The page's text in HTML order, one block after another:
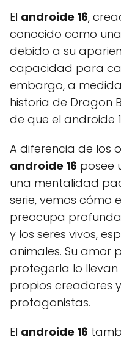
El androide 16,
conocido como
debido a su
capacidad para
embargo, a
historia de Dragon
de que el androide
A diferencia de los
androide 16 posee
una mentalidad
serie, vemos cómo
preocupa
y los seres vivos,
animales. Su amor
protegerla lo
propios creadores
protagonistas.
El androide 16